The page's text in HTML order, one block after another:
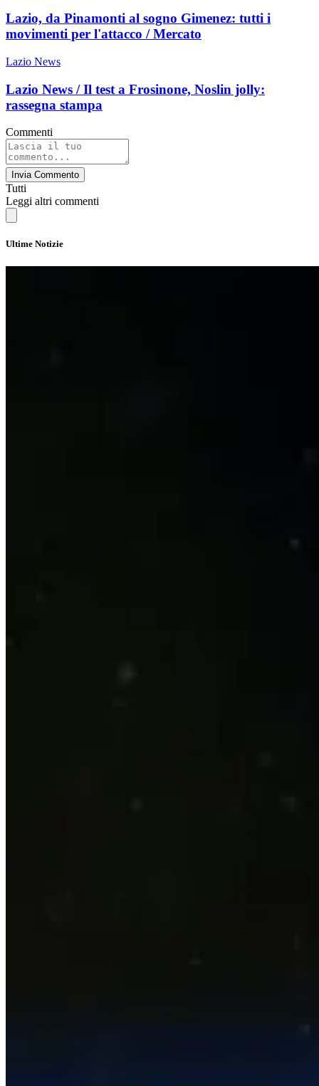
Lazio, da Pinamonti al sogno Gimenez: tutti i
movimenti per l'attacco / Mercato
Lazio News
Lazio News / Il test a Frosinone, Noslin jolly:
rassegna stampa
Commenti
Invia Commento
Tutti
Leggi altri commenti
Ultime Notizie